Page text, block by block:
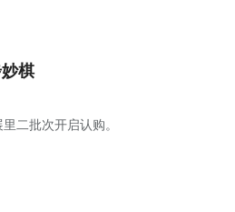
棋
二批次开启认购。